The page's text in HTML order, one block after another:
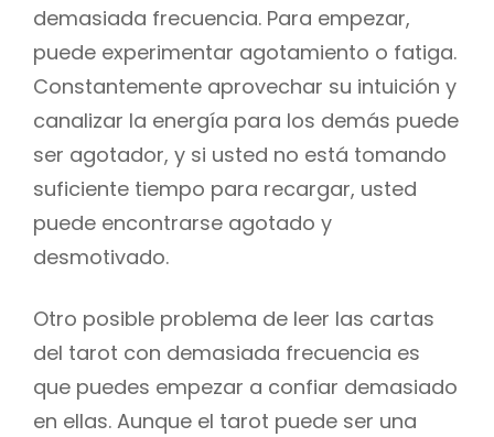
demasiada frecuencia. Para empezar,
puede experimentar agotamiento o fatiga.
Constantemente aprovechar su intuición y
canalizar la energía para los demás puede
ser agotador, y si usted no está tomando
suficiente tiempo para recargar, usted
puede encontrarse agotado y
desmotivado.
Otro posible problema de leer las cartas
del tarot con demasiada frecuencia es
que puedes empezar a confiar demasiado
en ellas. Aunque el tarot puede ser una